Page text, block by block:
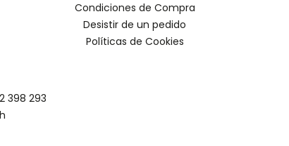
Condiciones de Compra
Desistir de un pedido
Políticas de Cookies
398 293